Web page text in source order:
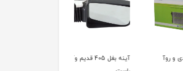
آینه بغل 405 قدیم وآردی